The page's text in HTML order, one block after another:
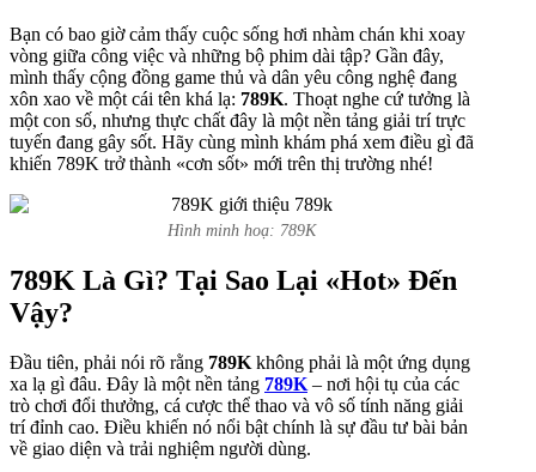
Bạn có bao giờ cảm thấy cuộc sống hơi nhàm chán khi xoay
vòng giữa công việc và những bộ phim dài tập? Gần đây,
mình thấy cộng đồng game thủ và dân yêu công nghệ đang
xôn xao về một cái tên khá lạ: 789K. Thoạt nghe cứ tưởng là
một con số, nhưng thực chất đây là một nền tảng giải trí trực
tuyến đang gây sốt. Hãy cùng mình khám phá xem điều gì đã
khiến 789K trở thành «cơn sốt» mới trên thị trường nhé!
Hình minh hoạ: 789K
789K Là Gì? Tại Sao Lại «Hot» Đến
Vậy?
Đầu tiên, phải nói rõ rằng 789Kkhông phải là một ứng dụng
xa lạ gì đâu. Đây là một nền tảng 789K– nơi hội tụ của các
trò chơi đổi thưởng, cá cược thể thao và vô số tính năng giải
trí đỉnh cao. Điều khiến nó nổi bật chính là sự đầu tư bài bản
về giao diện và trải nghiệm người dùng.